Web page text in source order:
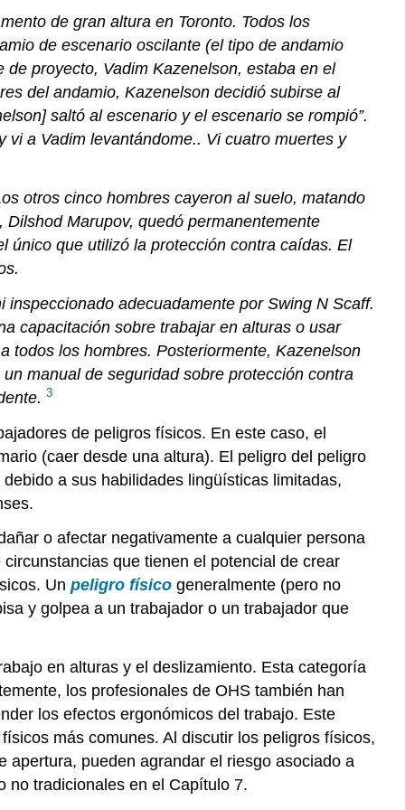
tropiezos
y
caídas
RUIDO
Y
VIBRACIÓN
Caja
Trauma
acústico
en
call
4.3
Equivalencias
de
decibelios
4.4
La
Elliot
Lake
y
los
la
OHS
Cuadro
4.5
¿Los
celulares
de gran altura en Toronto. Todos los
de escenario oscilante (el tipo de andamio
proyecto, Vadim Kazenelson, estaba en el
del andamio, Kazenelson decidió subirse al
saltó al escenario y el escenario se rompió”.
vi a Vadim levantándome.. Vi cuatro muertes y
otros cinco hombres cayeron al suelo, matando
Marupov, quedó permanentemente
único que utilizó la protección contra caídas. El
adecuadamente por Swing N Scaff.
capacitación sobre trabajar en alturas o usar
todos los hombres. Posteriormente, Kazenelson
manual de seguridad sobre protección contra
3
de peligros físicos. En este caso, el
(caer desde una altura). El peligro del peligro
a sus habilidades lingüísticas limitadas,
o afectar negativamente a cualquier persona
que tienen el potencial de crear
Un peligro físico generalmente (pero no
y golpea a un trabajador o un trabajador que
en alturas y el deslizamiento. Esta categoría
los profesionales de OHS también han
los efectos ergonómicos del trabajo. Este
más comunes. Al discutir los peligros físicos,
apertura, pueden agrandar el riesgo asociado a
no tradicionales en el Capítulo 7.